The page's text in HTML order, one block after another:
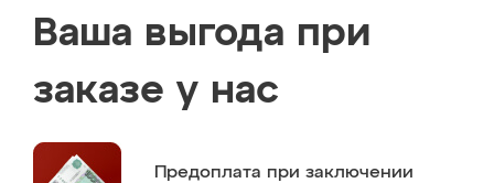
Ваша выгода при
заказе у нас
Предоплата при заключении